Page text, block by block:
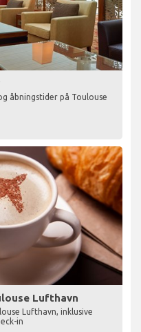
åbningstider på Toulouse
Lufthavn
Lufthavn, inklusive
in